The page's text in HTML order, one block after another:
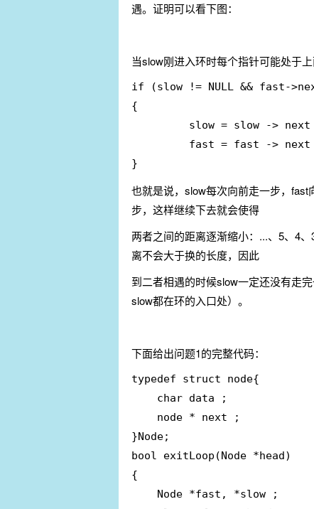
遇。证明可以看下图：
当slow刚进入环时每个指针可能处于
if (slow != NULL && fast-
{
slow = slow -> next
fast = fast -> next
}
也就是说，slow每次向前走一步，
步，这样继续下去就会使得
两者之间的距离逐渐缩小：...、5、4
离不会大于换的长度，因此
到二者相遇的时候slow一定还没有走
slow都在环的入口处）。
下面给出问题1的完整代码：
typedef struct node{
}Node;
bool exitLoop(Node *head)
{